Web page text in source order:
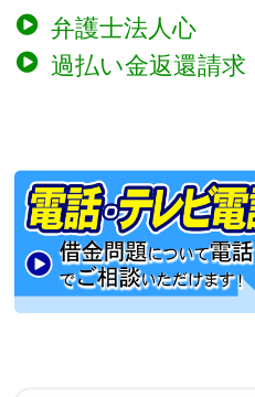
弁護士法人心
過払い金返還請求